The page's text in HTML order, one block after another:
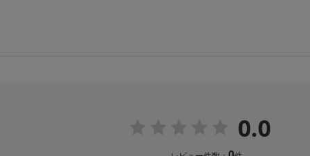
0.0